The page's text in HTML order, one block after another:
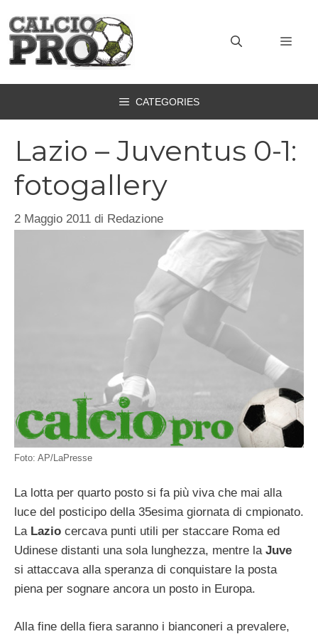
contenuto
CATEGORIES
Lazio – Juventus 0-1:
fotogallery
2 Maggio 2011 di Redazione
Foto: AP/LaPresse
La lotta per quarto posto si fa più viva che mai alla
luce del posticipo della 35esima giornata di cmpionato.
La Lazio cercava punti utili per staccare Roma ed
Udinese distanti una sola lunghezza, mentre la Juve
si attaccava alla speranza di conquistare la posta
piena per sognare ancora un posto in Europa.
Alla fine della fiera saranno i bianconeri a prevalere,